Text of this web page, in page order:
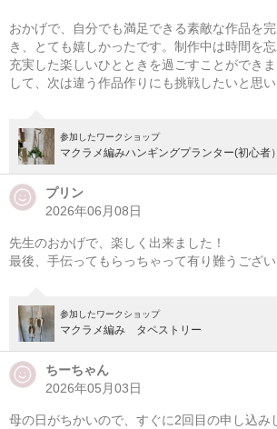
08/11(火・祝) 10:00-14:00
東京 （東横線）学芸大学駅から徒歩14分
東京 （東横線）学芸大学駅から徒歩14分
おかげで、自分でも満足できる素敵な作品を
き、とても嬉しかったです。制作中は時間を忘
充実した楽しいひとときを過ごすことができ
して、次は違う作品作りにも挑戦したいと思い
参加したワークショップ
マクラメ編みハンギングプランター(初心者）
プリン
2026年06月08日
先生のおかげで、楽しく出来ました！
最後、手伝ってもらっちゃって有り難うござ
参加したワークショップ
マクラメ編み タペストリー
ちーちゃん
2026年05月03日
母の日がちかいので、すぐに2回目の申し込み